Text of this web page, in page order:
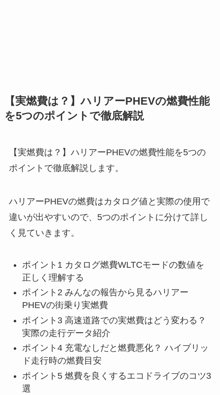
【実燃費は？】ハリアーPHEVの燃費性能
を5つのポイントで徹底解説
【実燃費は？】ハリアーPHEVの燃費性能を5つの
ポイントで徹底解説します。
ハリアーPHEVの燃費はカタログ値と実際の使用で
違いが出やすいので、5つのポイントに分けて詳し
く見ていきます。
ポイント1 カタログ燃費WLTCモードの数値を
正しく理解する
ポイント2 みんなの報告から見るハリアー
PHEVの街乗り実燃費
ポイント3 高速道路での実燃費はどう変わる？
実際の走行データ紹介
ポイント4 充電なしだと燃費悪化？ ハイブリッ
ド走行時の燃費目安
ポイント5 燃費を良くするエコドライブのコツ3
選